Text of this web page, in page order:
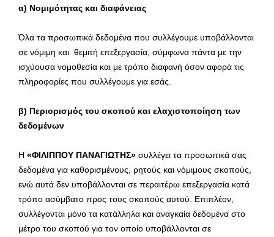
α) Νομιμότητας και διαφάνειας
Όλα τα προσωπικά δεδομένα που συλλέγουμε υποβάλλονται
σε νόμιμη και θεμιτή επεξεργασία, σύμφωνα πάντα με την
ισχύουσα νομοθεσία και με τρόπο διαφανή όσον αφορά τις
πληροφορίες που συλλέγουμε για εσάς.
β) Περιορισμός του σκοπού και ελαχιστοποίηση των
δεδομένων
Η «ΦΙΛΙΠΠΟΥ ΠΑΝΑΓΙΩΤΗΣ» συλλέγει τα προσωπικά σας
δεδομένα για καθορισμένους, ρητούς και νόμιμους σκοπούς,
ενώ αυτά δεν υποβάλλονται σε περαιτέρω επεξεργασία κατά
τρόπο ασύμβατο προς τους σκοπούς αυτού. Επιπλέον,
συλλέγονται μόνο τα κατάλληλα και αναγκαία δεδομένα στο
μέτρο του σκοπού για τον οποίο υποβάλλονται σε